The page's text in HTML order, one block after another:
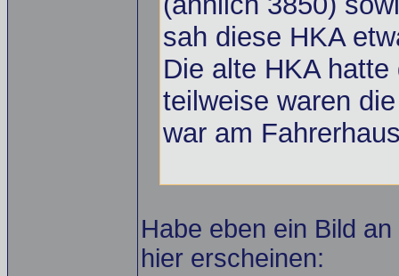
sah diese HKA
Die alte HKA
teilweise waren
war am
Habe eben ein Bild
hier erscheinen: